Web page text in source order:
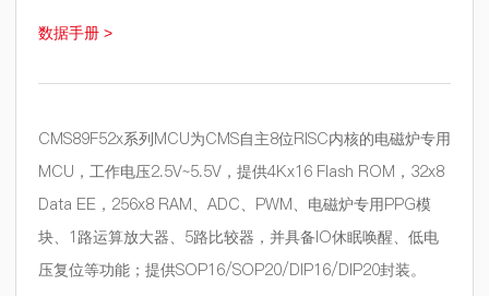
数据手册 >
CMS89F52x系列MCU为CMS自主8位RISC内核的电磁炉专用
MCU，工作电压2.5V~5.5V，提供4Kx16 Flash ROM，32x8
Data EE，256x8 RAM、ADC、PWM、电磁炉专用PPG模
块、1路运算放大器、5路比较器，并具备IO休眠唤醒、低电
压复位等功能；提供SOP16/SOP20/DIP16/DIP20封装。